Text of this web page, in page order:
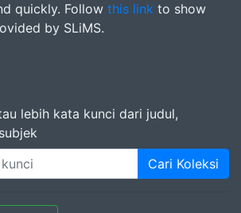
quickly. Follow this link to show
by SLiMS.
lebih kata kunci dari judul,
Cari Koleksi